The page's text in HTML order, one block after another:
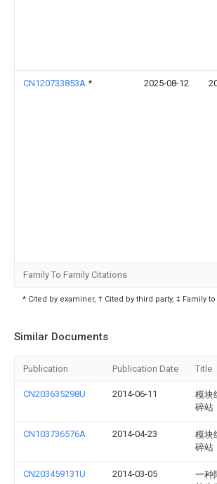
CN120733853A * 2025-08-12
Family To Family Citations
* Cited by examiner, † Cited by third party, ‡ Family
Similar Documents
Publication Publication Date Title
CN203635298U 2014-06-11
模块
碎站
CN103736576A 2014-04-23
模块
碎站
CN203459131U 2014-03-05
一种